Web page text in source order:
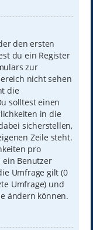
den ersten
du ein Register
zur
nicht sehen
die
solltest einen
in die
sicherstellen,
Zeile steht.
pro
ein Benutzer
Umfrage gilt (0
Umfrage) und
ändern können.